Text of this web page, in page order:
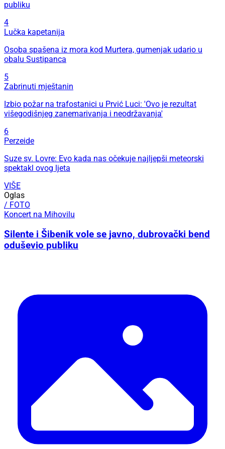
publiku
4
Lučka kapetanija
Osoba spašena iz mora kod Murtera, gumenjak udario u
obalu Sustipanca
5
Zabrinuti mještanin
Izbio požar na trafostanici u Prvić Luci: 'Ovo je rezultat
višegodišnjeg zanemarivanja i neodržavanja'
6
Perzeide
Suze sv. Lovre: Evo kada nas očekuje najljepši meteorski
spektakl ovog ljeta
VIŠE
Oglas
/ FOTO
Koncert na Mihovilu
Silente i Šibenik vole se javno, dubrovački bend
oduševio publiku